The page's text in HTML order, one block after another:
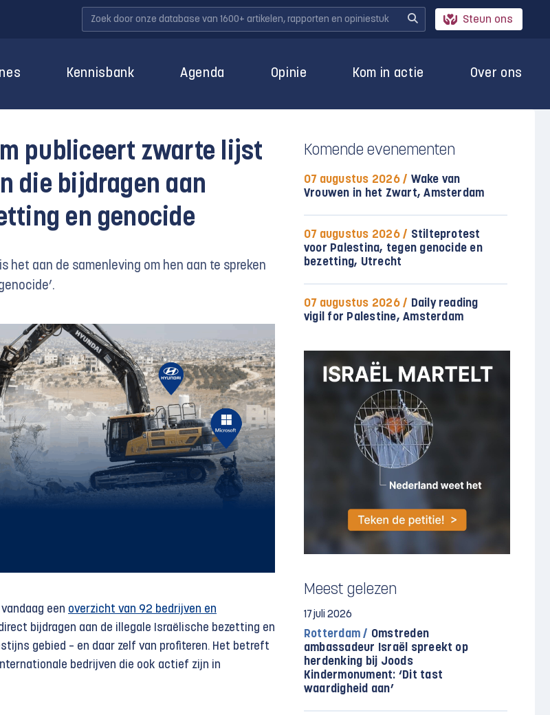
Steun ons
Kennisbank Agenda Opinie Kom in actie Over ons
publiceert zwarte lijst
die bijdragen aan
en genocide
het aan de samenleving om hen aan te spreken
een overzicht van 92 bedrijven en
bijdragen aan de illegale Israëlische bezetting en
gebied – en daar zelf van profiteren. Het betreft
bedrijven die ook actief zijn in
Komende evenementen
07 augustus 2026 / Wake van
Vrouwen in het Zwart, Amsterdam
07 augustus 2026 / Stilteprotest
voor Palestina, tegen genocide en
bezetting, Utrecht
07 augustus 2026 / Daily reading
vigil for Palestine, Amsterdam
Meest gelezen
17 juli 2026
Rotterdam / Omstreden
ambassadeur Israël spreekt op
herdenking bij Joods
Kindermonument: ‘Dit tast
waardigheid aan’